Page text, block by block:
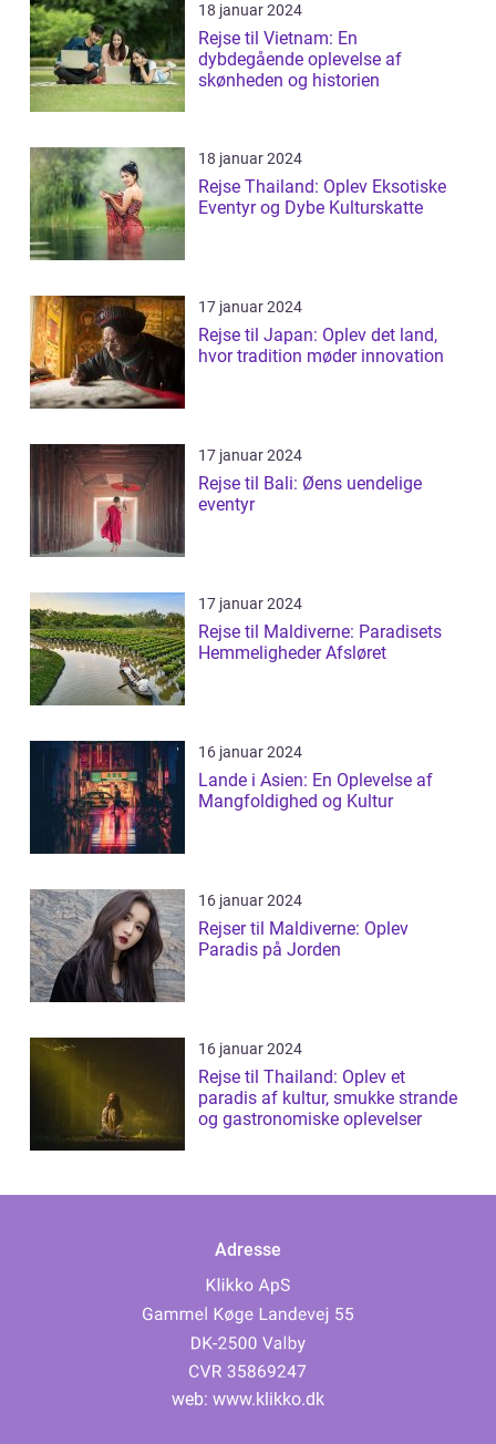
18 januar 2024
Rejse til Vietnam: En
dybdegående oplevelse af
skønheden og historien
18 januar 2024
Rejse Thailand: Oplev Eksotiske
Eventyr og Dybe Kulturskatte
17 januar 2024
Rejse til Japan: Oplev det land,
hvor tradition møder innovation
17 januar 2024
Rejse til Bali: Øens uendelige
eventyr
17 januar 2024
Rejse til Maldiverne: Paradisets
Hemmeligheder Afsløret
16 januar 2024
Lande i Asien: En Oplevelse af
Mangfoldighed og Kultur
16 januar 2024
Rejser til Maldiverne: Oplev
Paradis på Jorden
16 januar 2024
Rejse til Thailand: Oplev et
paradis af kultur, smukke strande
og gastronomiske oplevelser
Adresse
web: www.klikko.dk